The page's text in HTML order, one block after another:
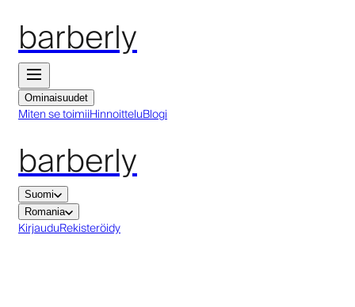
barberly
Ominaisuudet
Miten se toimiiHinnoitteluBlogi
barberly
Suomi
Romania
KirjauduRekisteröidy